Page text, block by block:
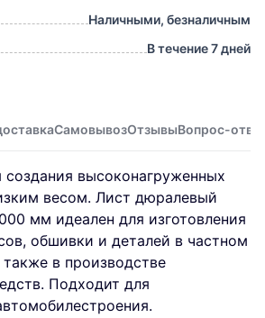
Наличными, безналичным
В течение 7 дней
СамовывозОтзывыВопрос-
высоконагруженных
весом. Лист дюралевый
мм идеален для изготовления
обшивки и деталей в частном
также в производстве
Подходит для